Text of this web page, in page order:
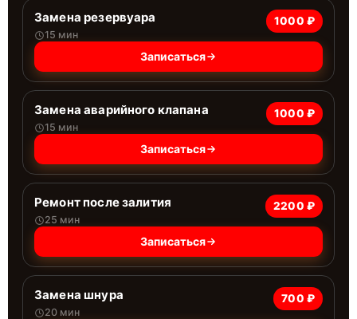
Замена резервуара
15 мин
1000 ₽
Записаться
Замена аварийного клапана
15 мин
1000 ₽
Записаться
Ремонт после залития
25 мин
2200 ₽
Записаться
Замена шнура
20 мин
700 ₽